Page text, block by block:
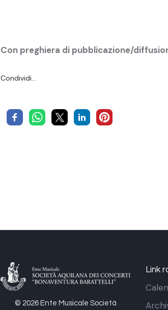
Con preghiera di pubblicazione/
Condividi…
© 2026 Ente Musicale Società
Link